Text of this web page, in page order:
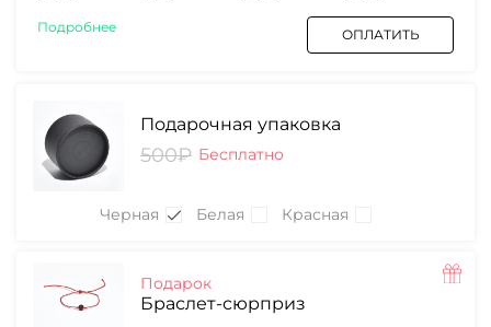
Подробнее ОПЛАТИТЬ
Подарочная упаковка
500₽ Бесплатно
Черная Белая Красная
Подарок
Браслет-сюрприз